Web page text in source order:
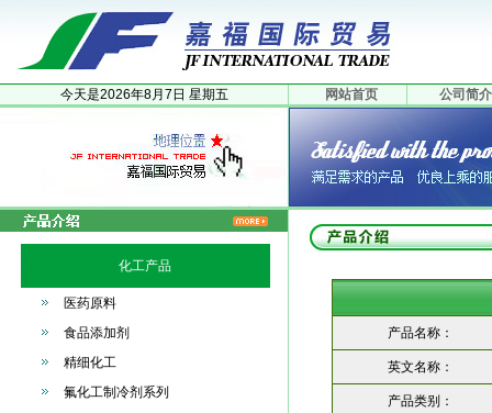
今天是2026年8月 7日 星期五 网站首页 公司简介
化工产品
医药原料
食品添加剂
精细化工
氟化工制冷剂系列
产品名称：
英文名称：
产品类别：